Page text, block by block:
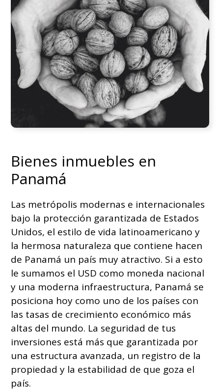
Bienes inmuebles en
Panamá
Las metrópolis modernas e internacionales
bajo la protección garantizada de Estados
Unidos, el estilo de vida latinoamericano y
la hermosa naturaleza que contiene hacen
de Panamá un país muy atractivo. Si a esto
le sumamos el USD como moneda nacional
y una moderna infraestructura, Panamá se
posiciona hoy como uno de los países con
las tasas de crecimiento económico más
altas del mundo. La seguridad de tus
inversiones está más que garantizada por
una estructura avanzada, un registro de la
propiedad y la estabilidad de que goza el
país.